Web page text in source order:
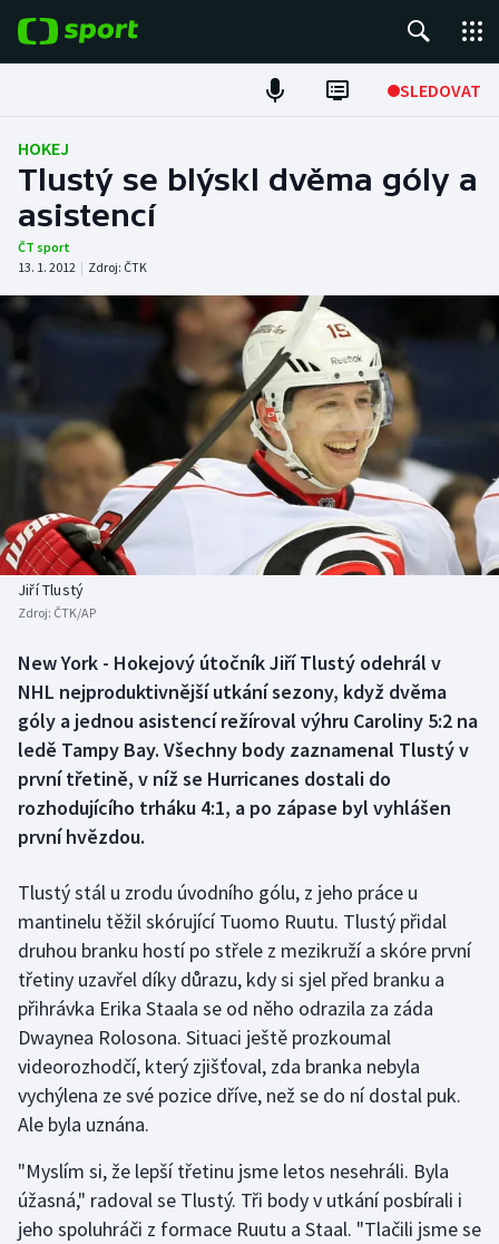
SLEDOVAT
Fotbal
Hokej
Tenis
Atletika
DALŠÍ SPORTY
Americký fotbal
Baseball a softbal
Basketbal
Biatlon
Boby a skeleton
Box
Curling
Dostihy
Florbal
Futsal
Golf
Gymnastika
Házená
Jezdectví
Judo
NEPŘEHLÉDNĚTE
Soutěže
Historické návraty
Aplikace ČT sport
AZ kvíz
HOKEJ
Tlustý se blýskl dvěma góly a
asistencí
ČT sport
13. 1. 2012 | Zdroj: ČTK
Jiří Tlustý
Zdroj: ČTK/AP
New York - Hokejový útočník Jiří Tlustý odehrál v
NHL nejproduktivnější utkání sezony, když dvěma
góly a jednou asistencí režíroval výhru Caroliny 5:2 na
ledě Tampy Bay. Všechny body zaznamenal Tlustý v
první třetině, v níž se Hurricanes dostali do
rozhodujícího trháku 4:1, a po zápase byl vyhlášen
první hvězdou.
Tlustý stál u zrodu úvodního gólu, z jeho práce u
mantinelu těžil skórující Tuomo Ruutu. Tlustý přidal
druhou branku hostí po střele z mezikruží a skóre první
třetiny uzavřel díky důrazu, kdy si sjel před branku a
přihrávka Erika Staala se od něho odrazila za záda
Dwaynea Rolosona. Situaci ještě prozkoumal
videorozhodčí, který zjišťoval, zda branka nebyla
vychýlena ze své pozice dříve, než se do ní dostal puk.
Ale byla uznána.
"Myslím si, že lepší třetinu jsme letos nesehráli. Byla
úžasná," radoval se Tlustý. Tři body v utkání posbírali i
jeho spoluhráči z formace Ruutu a Staal. "Tlačili jsme se